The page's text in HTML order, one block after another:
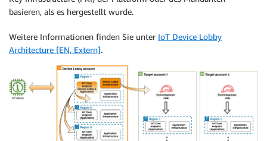
basieren, als es hergestellt wurde.
Weitere Informationen finden Sie unter IoT Device Lobby
Architecture [EN, Extern].